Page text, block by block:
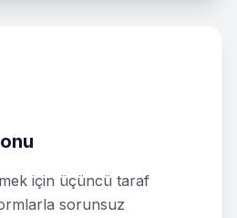
için üçüncü taraf
sorunsuz